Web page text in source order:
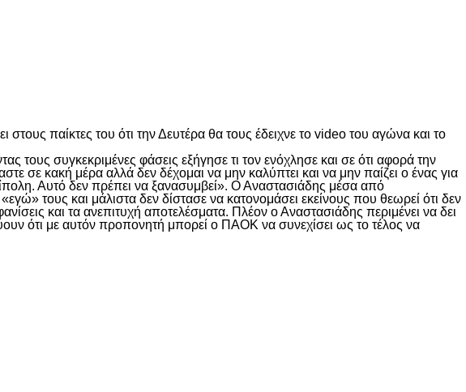
παίκτες του ότι την Δευτέρα θα τους έδειχνε το video του αγώνα και το
τους συγκεκριμένες φάσεις εξήγησε τι τον ενόχλησε και σε ότι αφορά την
σε κακή μέρα αλλά δεν δέχομαι να μην καλύπτει και να μην παίζει ο ένας για
Αυτό δεν πρέπει να ξανασυμβεί». Ο Αναστασιάδης μέσα από
τους και μάλιστα δεν δίστασε να κατονομάσει εκείνους που θεωρεί ότι δεν
και τα ανεπιτυχή αποτελέσματα. Πλέον ο Αναστασιάδης περιμένει να δει
ότι με αυτόν προπονητή μπορεί ο ΠΑΟΚ να συνεχίσει ως το τέλος να